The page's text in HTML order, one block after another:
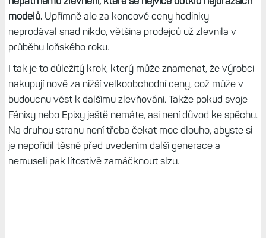
modelů.Upřímně ale za koncové ceny hodinky
neprodával snad nikdo, většina prodejců už zlevnila v
průběhu loňského roku.
I tak je to důležitý krok, který může znamenat, že výrobci
nakupují nově za nižší velkoobchodní ceny, což může v
budoucnu vést k dalšímu zlevňování. Takže pokud svoje
Fénixy nebo Epixy ještě nemáte, asi není důvod ke spěchu.
Na druhou stranu není třeba čekat moc dlouho, abyste si
je nepořídil těsně před uvedením další generace a
nemuseli pak lítostivě zamáčknout slzu.